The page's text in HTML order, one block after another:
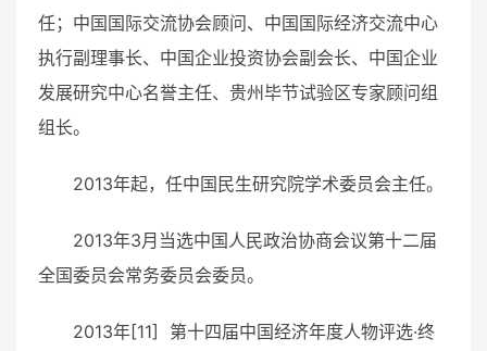
任；中国国际交流协会顾问、中国国际经济交流中心
执行副理事长、中国企业投资协会副会长、 中国企业
发展研究中心名誉主任、贵州毕节试验区专家顾问组
组长。
2013年起，任中国民生研究院学术委员会主任。
2013年3月当选中国人民政治协商会议第十二届
全国委员会常务委员会委员。
2013年[11] 第十四届中国经济年度人物评选·终